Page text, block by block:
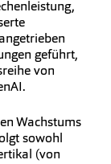
geführt,
von
Wachstums
sowohl
(von